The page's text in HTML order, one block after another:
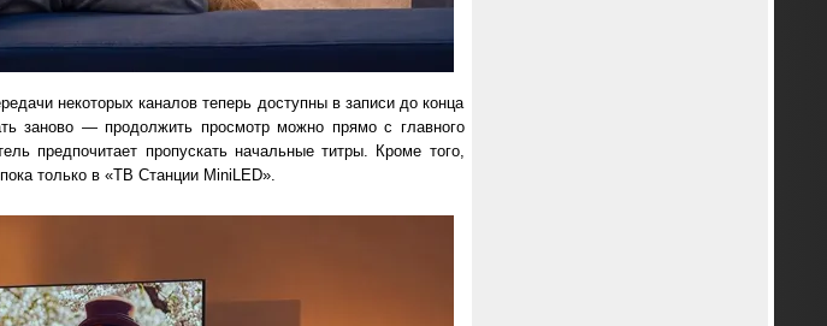
некоторых каналов теперь доступны в записи до конца
заново — продолжить просмотр можно прямо с главного
предпочитает пропускать начальные титры. Кроме того,
только в «ТВ Станции MiniLED».